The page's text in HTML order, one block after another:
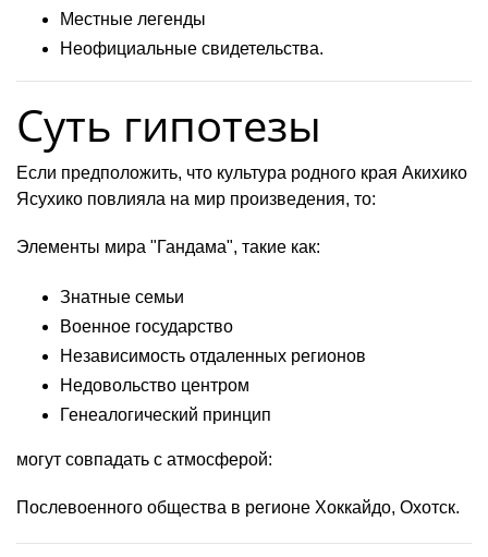
Местные легенды
Неофициальные свидетельства.
Суть гипотезы
Если предположить, что культура родного края Акихико
Ясухико повлияла на мир произведения, то:
Элементы мира "Гандама", такие как:
Знатные семьи
Военное государство
Независимость отдаленных регионов
Недовольство центром
Генеалогический принцип
могут совпадать с атмосферой:
Послевоенного общества в регионе Хоккайдо, Охотск.